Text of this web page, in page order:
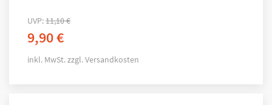
UVP:11,10€
9,90€
inkl. MwSt. zzgl.Versandkosten